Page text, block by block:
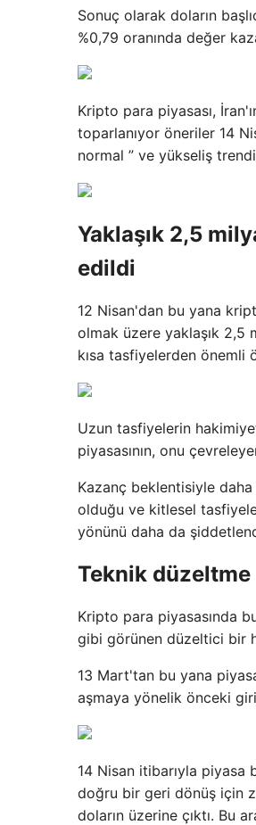
Sonuç olarak doların
%0,79 oranında değer
Kripto para piyasası,
toparlanıyor öneriler 14
normal ” ve yükseliş
Yaklaşık 2,5
edildi
12 Nisan'dan bu yana
olmak üzere yaklaşık 2,5
kısa tasfiyelerden önemli
Uzun tasfiyelerin
piyasasının, onu
Kazanç beklentisiyle
olduğu ve kitlesel
yönünü daha da
Teknik düzeltme
Kripto para piyasasında
gibi görünen düzeltici bir
13 Mart'tan bu yana
aşmaya yönelik önceki
14 Nisan itibarıyla
doğru bir geri dönüş için
doların üzerine çıktı. Bu